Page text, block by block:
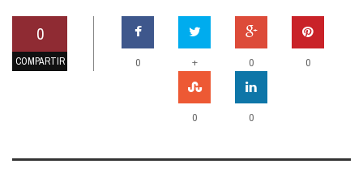
0
COMPARTIR 0 + 0 0
0 0